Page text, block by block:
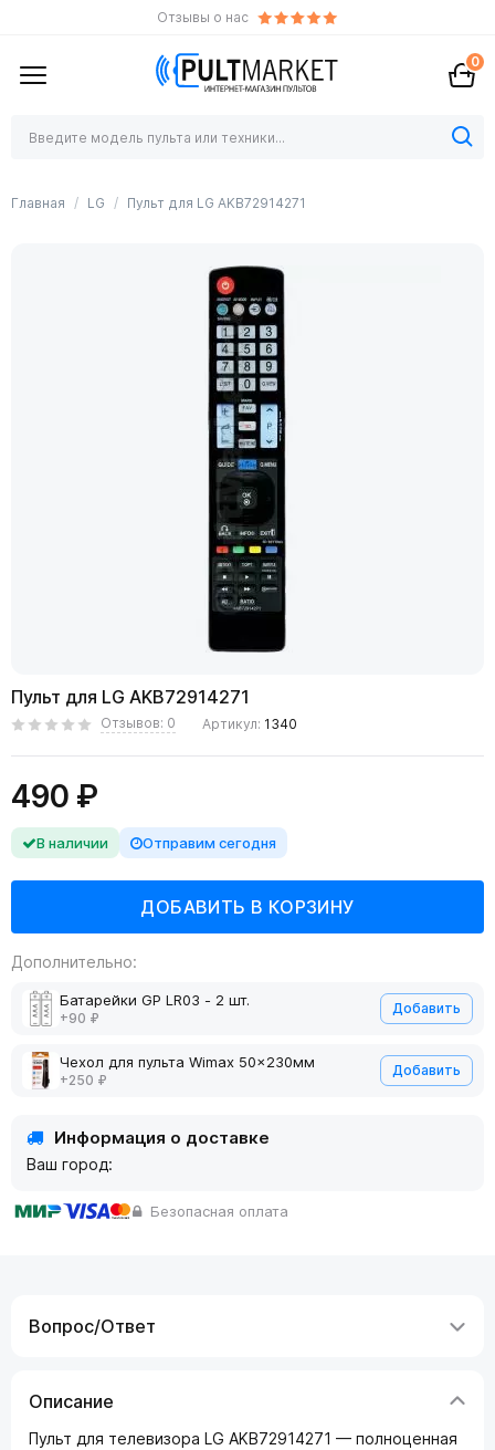
Отзывы о нас
0
Главная LG Пульт для LG AKB72914271
Пульт для LG AKB72914271
Отзывов: 0 Артикул: 1340
490 ₽
В наличии Отправим сегодня
Дополнительно:
Батарейки GP LR03 - 2 шт.
+90 ₽
Добавить
Чехол для пульта Wimax 50x230мм
+250 ₽
Добавить
Информация о доставке
Ваш город:
Безопасная оплата
Вопрос/Ответ
Описание
Пульт для телевизора LG AKB72914271 — полноценная